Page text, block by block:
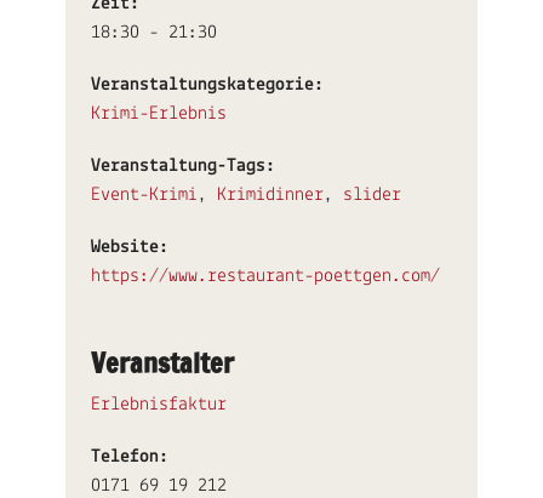
Zeit:
18:30 - 21:30
Veranstaltungskategorie:
Krimi-Erlebnis
Veranstaltung-Tags:
Event-Krimi, Krimidinner, slider
Website:
https://www.restaurant-poettgen.com/
Veranstalter
Erlebnisfaktur
Telefon:
0171 69 19 212